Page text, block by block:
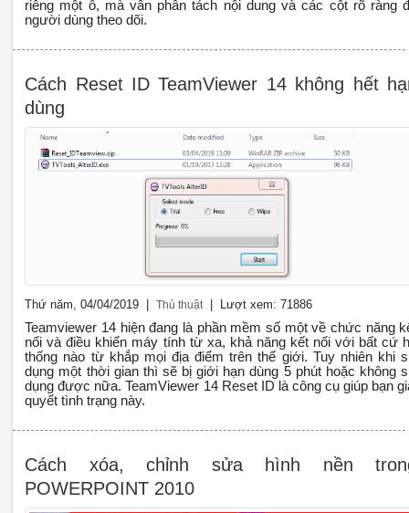
riêng một ô, mà vẫn phân tách nội dung và các cột rõ ràng
người dùng theo dõi.
Cách Reset ID TeamViewer 14 không hết
dùng
Thứ năm, 04/04/2019 |Thủ thuật | Lượt xem: 71886
Teamviewer 14 hiện đang là phần mềm số một về chức năng
nối và điều khiển máy tính từ xa, khả năng kết nối với bất cứ
thống nào từ khắp mọi địa điểm trên thế giới. Tuy nhiên khi
dụng một thời gian thì sẽ bị giới hạn dùng 5 phút hoặc không
dụng được nữa. TeamViewer 14 Reset ID là công cụ giúp bạn
quyết tình trạng này.
Cách xóa, chỉnh sửa hình nền
POWERPOINT 2010